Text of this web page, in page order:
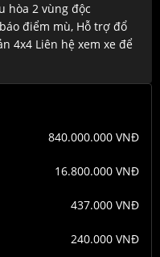
hòa 2 vùng độc
điểm mù, Hỗ trợ đổ
4x4 Liên hệ xem xe để
840.000.000 VNĐ
16.800.000 VNĐ
437.000 VNĐ
240.000 VNĐ